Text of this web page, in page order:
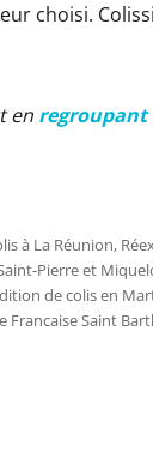
choisi.
en regroupant
à La Réunion,
Pierre et
de colis en
Saint